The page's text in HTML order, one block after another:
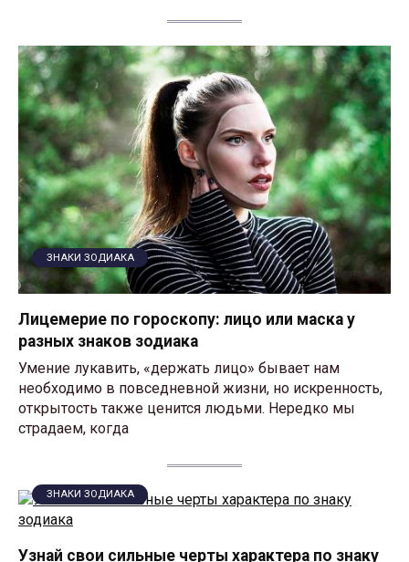
ЗНАКИ ЗОДИАКА
Лицемерие по гороскопу: лицо или маска у
разных знаков зодиака
Умение лукавить, «держать лицо» бывает нам
необходимо в повседневной жизни, но искренность,
открытость также ценится людьми. Нередко мы
страдаем, когда
ЗНАКИ ЗОДИАКА
Узнай свои сильные черты характера по знаку